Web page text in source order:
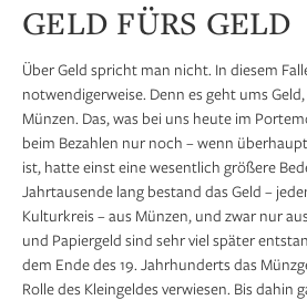
GELD FÜRS GELD
Über Geld spricht man nicht. In diesem
notwendigerweise. Denn es geht ums
Münzen. Das, was bei uns heute im
beim Bezahlen nur noch – wenn
ist, hatte einst eine wesentlich größere
Jahrtausende lang bestand das Geld –
Kulturkreis – aus Münzen, und zwar nur
und Papiergeld sind sehr viel später
dem Ende des 19. Jahrhunderts das
Rolle des Kleingeldes verwiesen. Bis dahin